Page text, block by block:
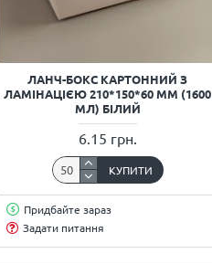
ЛАНЧ-БОКС КАРТОННИЙ З
ЛАМІНАЦІЄЮ 210*150*60 ММ (1600
МЛ) БІЛИЙ
6.15 грн.
КУПИТИ
Придбайте зараз
Задати питання